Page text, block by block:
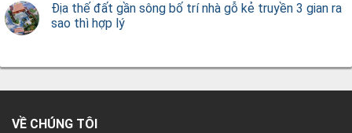
Địa thế đất gần sông bố trí nhà gỗ kẻ truyền 3 gian ra
sao thì hợp lý
VỀ CHÚNG TÔI